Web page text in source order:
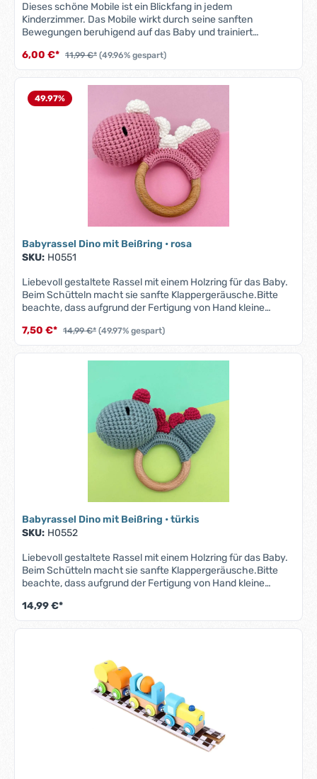
Dieses schöne Mobile ist ein Blickfang in jedem
Kinderzimmer. Das Mobile wirkt durch seine sanften
Bewegungen beruhigend auf das Baby und trainiert
Germany
6,00 €* 11,99 €* (49.96% gespart)
49.97%
Babyrassel Dino mit Beißring • rosa
SKU: H0551
Liebevoll gestaltete Rassel mit einem Holzring für das Baby.
Beim Schütteln macht sie sanfte Klappergeräusche.Bitte
beachte, dass aufgrund der Fertigung von Hand kleine
7,50 €* 14,99 €* (49.97% gespart)
Babyrassel Dino mit Beißring • türkis
SKU: H0552
Liebevoll gestaltete Rassel mit einem Holzring für das Baby.
Beim Schütteln macht sie sanfte Klappergeräusche.Bitte
beachte, dass aufgrund der Fertigung von Hand kleine
14,99 €*